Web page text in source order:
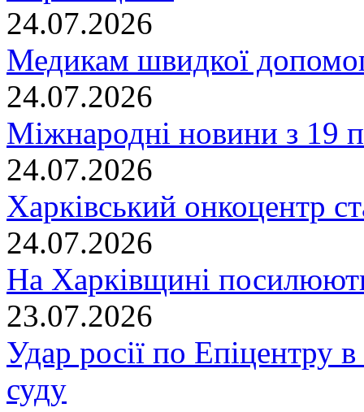
24.07.2026
Медикам швидкої
24.07.2026
Міжнародні новини з 19
24.07.2026
Харківський онкоцентр
24.07.2026
На Харківщині
23.07.2026
Удар росії по Епіцентру
суду